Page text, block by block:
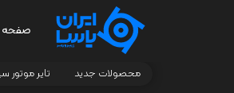
صفحه
محصولات جدید تایر موتور